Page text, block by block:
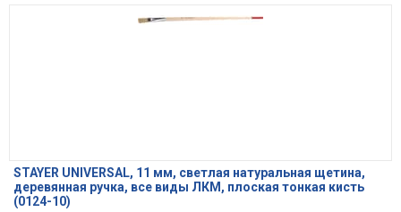
STAYER UNIVERSAL, 11 мм, светлая натуральная щетина,
деревянная ручка, все виды ЛКМ, плоская тонкая кисть
(0124-10)